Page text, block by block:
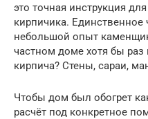
это точная инструкция
кирпичика. Единственное
небольшой опыт
частном доме хотя бы раз
кирпича? Стены, сараи,
Чтобы дом был обогрет
расчёт под конкретное